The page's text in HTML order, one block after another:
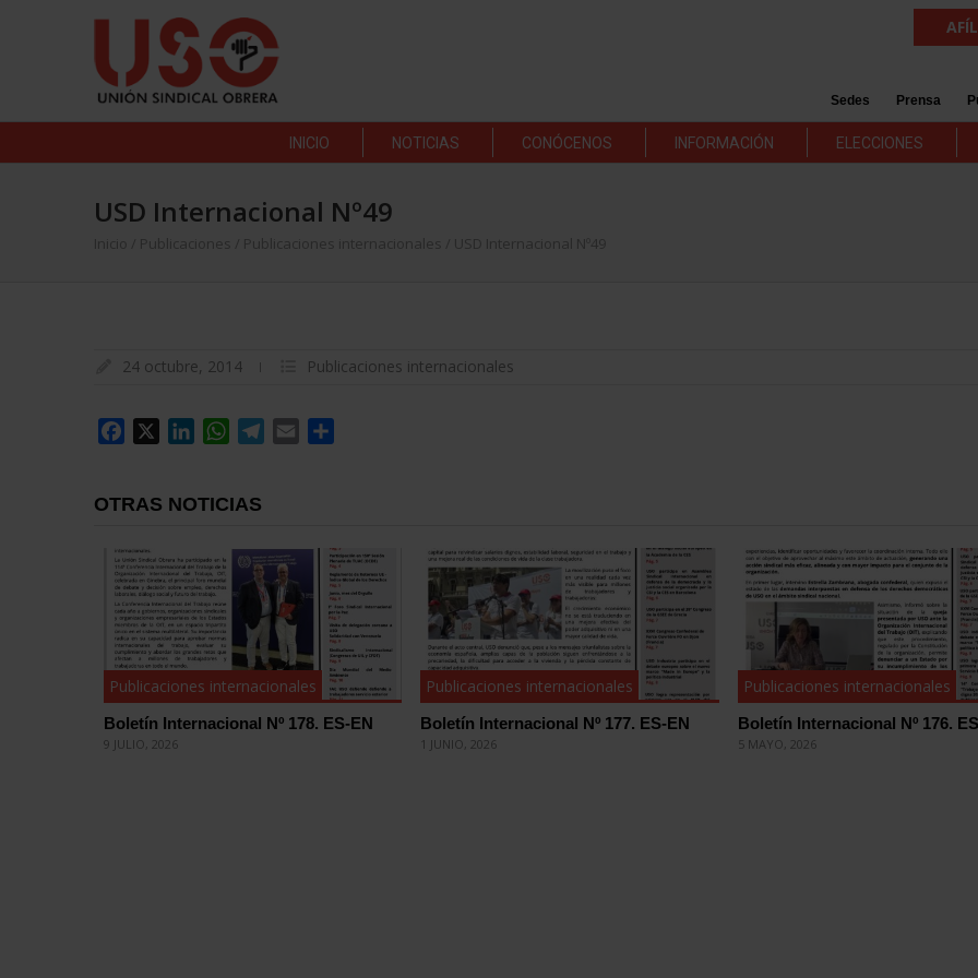
Sedes Prensa
INICIO NOTICIAS CONÓCENOS INFORMACIÓN ELECCIONES
USD Internacional Nº49
Inicio Publicaciones Publicaciones internacionales USD Internacional Nº49
24 octubre, 2014 Publicaciones internacionales
Facebook LinkedInWhatsApp
Telegram
Email
OTRAS NOTICIAS
Publicaciones internacionales
Boletín Internacional Nº 178. ES-EN
9 JULIO, 2026
Publicaciones internacionales
Boletín Internacional Nº 177. ES-EN
1 JUNIO, 2026
Publicaciones internacionales
Boletín Internacional Nº 176.
5 MAYO, 2026